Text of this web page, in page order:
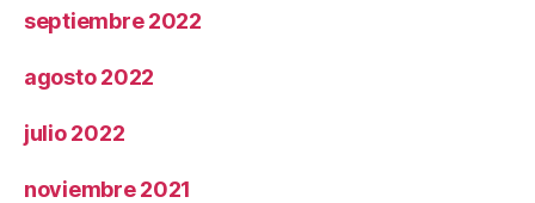
septiembre 2022
agosto 2022
julio 2022
noviembre 2021